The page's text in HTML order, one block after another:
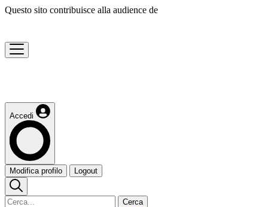
Questo sito contribuisce alla audience de
Accedi
Modifica profilo Logout
Cerca